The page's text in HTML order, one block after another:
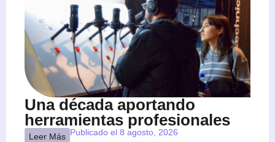
Una década aportando
herramientas profesionales
Leer Más Publicado el 8 agosto, 2026